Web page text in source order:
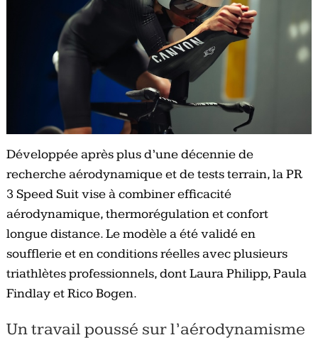
Développée après plus d’une décennie de
recherche aérodynamique et de tests terrain, la PR
3 Speed Suit vise à combiner efficacité
aérodynamique, thermorégulation et confort
longue distance. Le modèle a été validé en
soufflerie et en conditions réelles avec plusieurs
triathlètes professionnels, dont Laura Philipp, Paula
Findlay et Rico Bogen.
Un travail poussé sur l’aérodynamisme